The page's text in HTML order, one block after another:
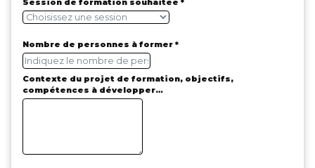
Nombre de personnes à former *
Contexte du projet de formation, objectifs,
compétences à développer…